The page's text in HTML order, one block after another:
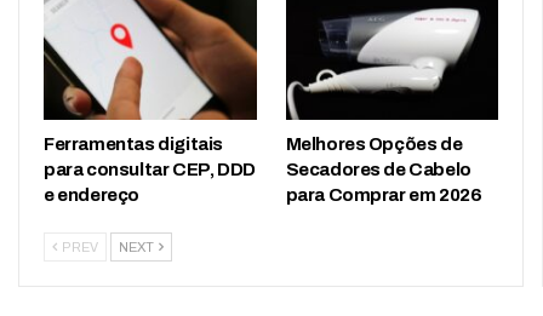
Ferramentas digitais
para consultar CEP, DDD
e endereço
Melhores Opções de
Secadores de Cabelo
para Comprar em 2026
PREV NEXT